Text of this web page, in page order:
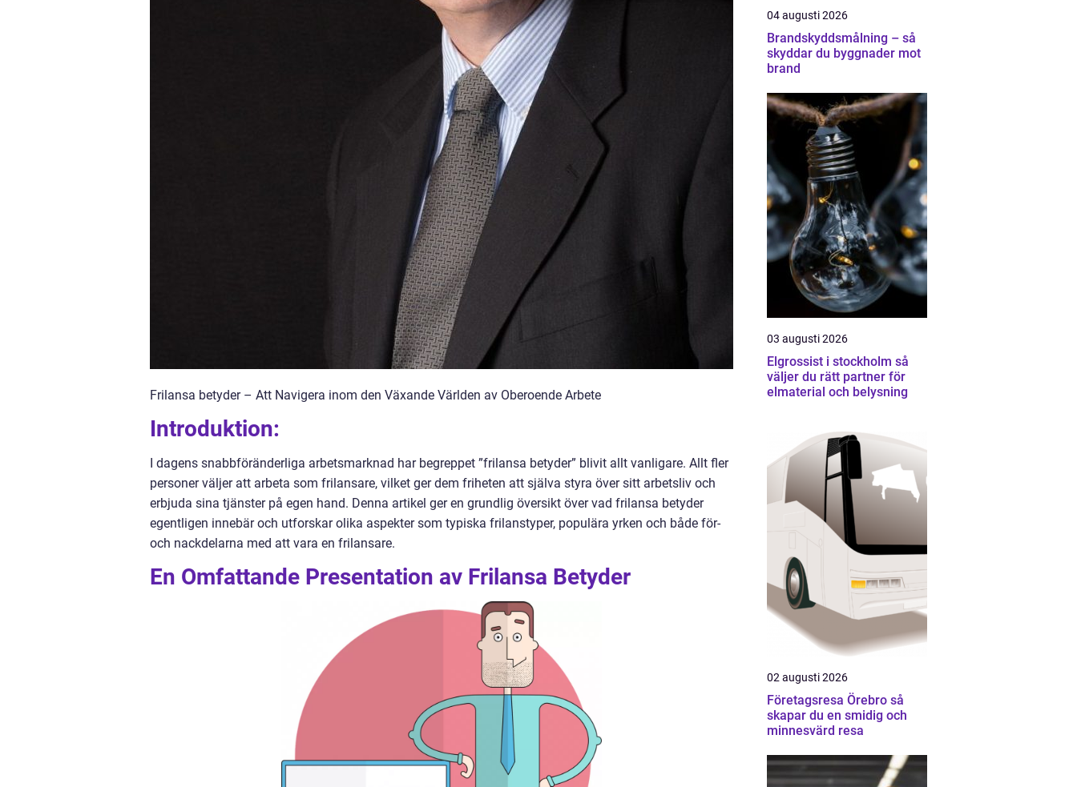
Frilansa betyder – Att Navigera inom den Växande Världen av Oberoende Arbete
Introduktion:
I dagens snabbföränderliga arbetsmarknad har begreppet ”frilansa betyder” blivit allt vanligare. Allt fler
personer väljer att arbeta som frilansare, vilket ger dem friheten att själva styra över sitt arbetsliv och
erbjuda sina tjänster på egen hand. Denna artikel ger en grundlig översikt över vad frilansa betyder
egentligen innebär och utforskar olika aspekter som typiska frilanstyper, populära yrken och både för-
och nackdelarna med att vara en frilansare.
En Omfattande Presentation av Frilansa Betyder
04 augusti 2026
Brandskyddsmålning – så
skyddar du byggnader mot
brand
03 augusti 2026
Elgrossist i stockholm så
väljer du rätt partner för
elmaterial och belysning
02 augusti 2026
Företagsresa Örebro så
skapar du en smidig och
minnesvärd resa